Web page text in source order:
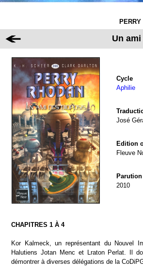
PERRY
Un
Cycle
Aphilie
José
Edition
Fleuve
Parution
2010
CHAPITRES 1 À 4
Kor Kalmeck, un représentant du Nouvel
Halutiens Jotan Menc et Lraton Perlat. Il
démontrer à diverses délégations de la